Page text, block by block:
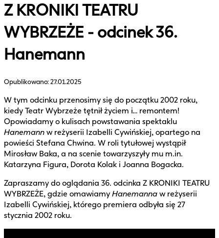
Z KRONIKI TEATRU
WYBRZEŻE - odcinek 36.
Hanemann
Opublikowano:27.01.2025
W tym odcinku przenosimy się do początku 2002 roku,
kiedy Teatr Wybrzeże tętnił życiem i… remontem!
Opowiadamy o kulisach powstawania spektaklu
Hanemann w reżyserii Izabelli Cywińskiej, opartego na
powieści Stefana Chwina. W roli tytułowej wystąpił
Mirosław Baka, a na scenie towarzyszyły mu m.in.
Katarzyna Figura, Dorota Kolak i Joanna Bogacka.
Zapraszamy do oglądania 36. odcinka Z KRONIKI TEATRU
WYBRZEŻE, gdzie omawiamy Hanemanna w reżyserii
Izabelli Cywińskiej, którego premiera odbyła się 27
stycznia 2002 roku.